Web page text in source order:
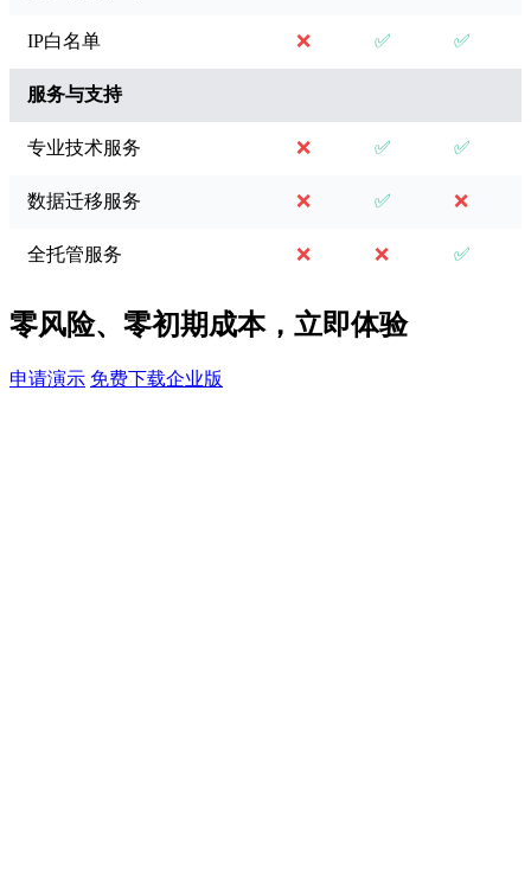
IP白名单 ❌ ✅ ✅
服务与支持
专业技术服务 ❌ ✅ ✅
数据迁移服务 ❌ ✅ ❌
全托管服务 ❌ ❌ ✅
零风险、零初期成本，立即体验
申请演示 免费下载企业版